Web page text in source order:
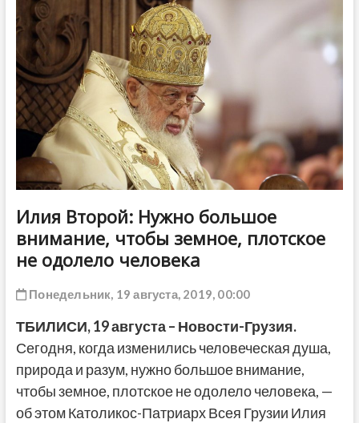
n
Илия Второй: Нужно большое
внимание, чтобы земное, плотское
не одолело человека
Понедельник, 19 августа, 2019, 00:00
ТБИЛИСИ,19августа – Новости-Грузия.
Сегодня, когда изменились человеческая душа,
природа и разум, нужно большое внимание,
чтобы земное, плотское не одолело человека, —
об этом Католикос-Патриарх Всея Грузии Илия